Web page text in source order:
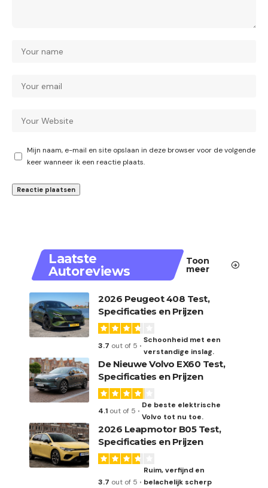
Mijn naam, e-mail en site opslaan in deze browser voor de volgende
keer wanneer ik een reactie plaats.
Laatste
Autoreviews
Toon
meer
2026 Peugeot 408 Test,
Specificaties en Prijzen
3.7 out of 5
Schoonheid met een
verstandige inslag.
De Nieuwe Volvo EX60 Test,
Specificaties en Prijzen
4.1 out of 5
De beste elektrische
Volvo tot nu toe.
2026 Leapmotor B05 Test,
Specificaties en Prijzen
3.7 out of 5
Ruim, verfijnd en
belachelijk scherp